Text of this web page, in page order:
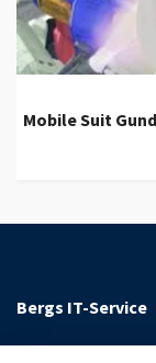
Mobile Suit
Bergs IT-Service